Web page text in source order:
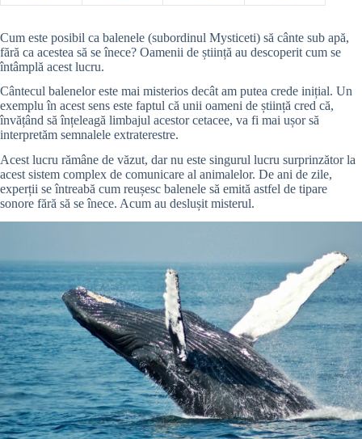
Cum este posibil ca balenele (subordinul Mysticeti) să cânte sub apă,
fără ca acestea să se înece? Oamenii de știință au descoperit cum se
întâmplă acest lucru.
Cântecul balenelor este mai misterios decât am putea crede inițial. Un
exemplu în acest sens este faptul că unii oameni de știință cred că,
învățând să înțeleagă limbajul acestor cetacee, va fi mai ușor să
interpretăm semnalele extraterestre.
Acest lucru rămâne de văzut, dar nu este singurul lucru surprinzător la
acest sistem complex de comunicare al animalelor. De ani de zile,
experții se întreabă cum reușesc balenele să emită astfel de tipare
sonore fără să se înece. Acum au deslușit misterul.